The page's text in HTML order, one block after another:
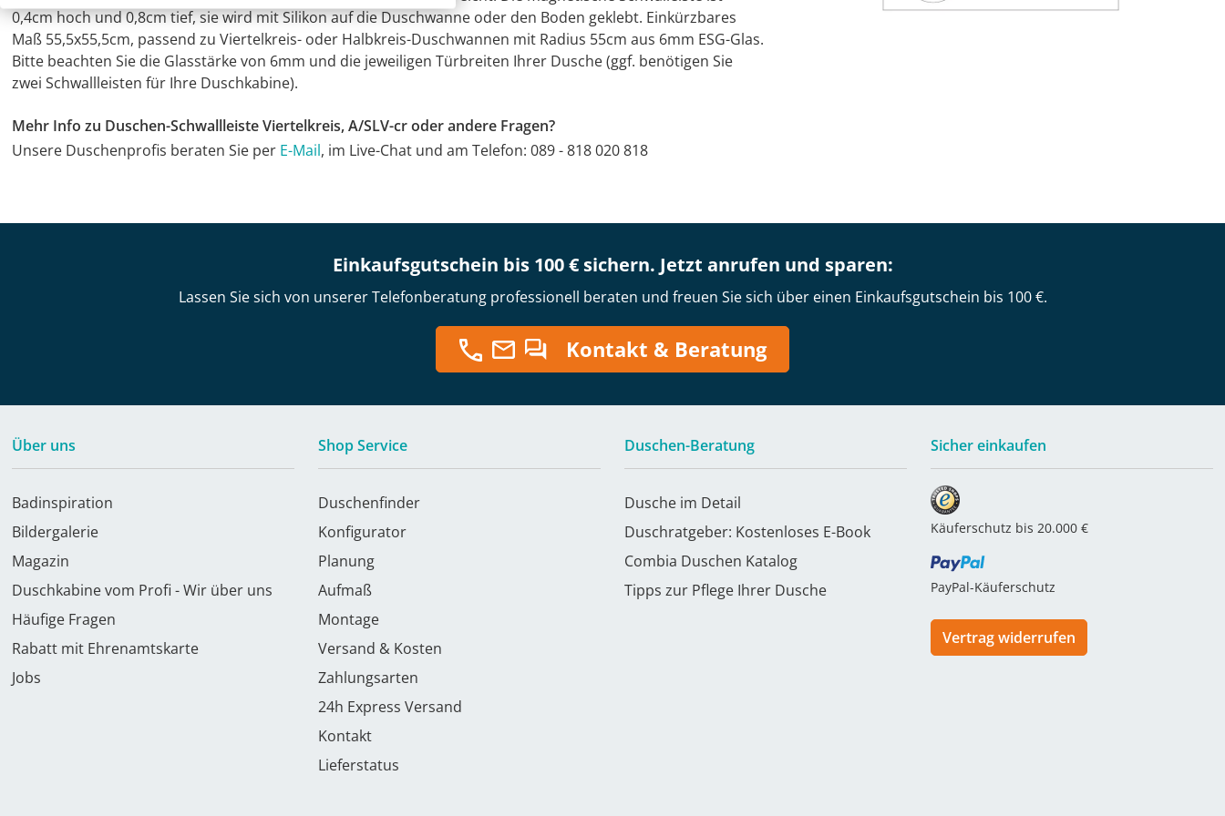
0,4cm hoch und 0,8cm tief, sie wird mit Silikon auf die Duschwanne oder den Boden geklebt. Einkürzbares
Maß 55,5x55,5cm, passend zu Viertelkreis- oder Halbkreis-Duschwannen mit Radius 55cm aus 6mm ESG-Glas.
Bitte beachten Sie die Glasstärke von 6mm und die jeweiligen Türbreiten Ihrer Dusche (ggf. benötigen Sie
zwei Schwallleisten für Ihre Duschkabine).
Mehr Info zu Duschen-Schwallleiste Viertelkreis, A/SLV-cr oder andere Fragen?
Unsere Duschenprofis beraten Sie per E-Mail, im Live-Chat und am Telefon: 089 - 818 020 818
Einkaufsgutschein bis 100 € sichern. Jetzt anrufen und sparen:
Lassen Sie sich von unserer Telefonberatung professionell beraten und freuen Sie sich über einen Einkaufsgutschein bis 100 €.
Kontakt & Beratung
Über uns
Badinspiration
Bildergalerie
Magazin
Duschkabine vom Profi - Wir über uns
Häufige Fragen
Rabatt mit Ehrenamtskarte
Jobs
Shop Service
Duschenfinder
Konfigurator
Planung
Aufmaß
Montage
Versand & Kosten
Zahlungsarten
24h Express Versand
Kontakt
Lieferstatus
Duschen-Beratung
Dusche im Detail
Duschratgeber: Kostenloses E-Book
Combia Duschen Katalog
Tipps zur Pflege Ihrer Dusche
Sicher einkaufen
Käuferschutz bis 20.000 €
PayPal-Käuferschutz
Vertrag widerrufen